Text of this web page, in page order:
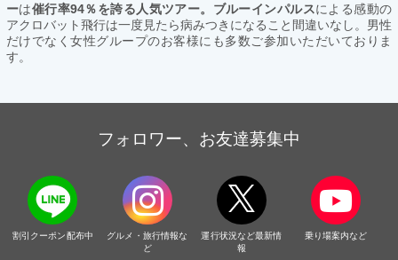
ーは催行率94％を誇る人気ツアー。ブルーインパルスによる感動の
アクロバット飛行は一度見たら病みつきになること間違いなし。男性
だけでなく女性グループのお客様にも多数ご参加いただいておりま
す。
フォロワー、お友達募集中
割引クーポン配布中
グルメ・旅行情報な
ど
運行状況など最新情
報
乗り場案内など